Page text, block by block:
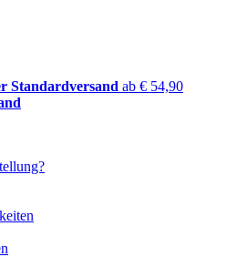
Standardversand ab € 54,90